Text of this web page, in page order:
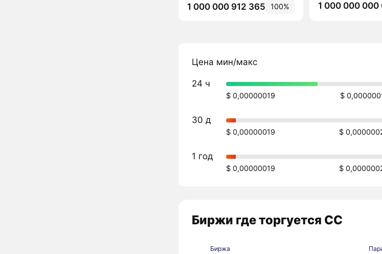
1 000 000 912 365
100%
1 000 000 000
Цена мин/макс
24 ч
$ 0,00000019 $
30 д
$ 0,00000019 $
1 год
$ 0,00000019 $
Биржи где торгуется CC
Биржа